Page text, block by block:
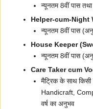
न्यूनतम 8वीं पास
Helper-cum-Night
न्यूनतम 8वीं पास
House Keeper
न्यूनतम 8वीं पास
Care Taker cum
मैट्रिक के साथ
Handicraft,
वर्ष का अनुभव